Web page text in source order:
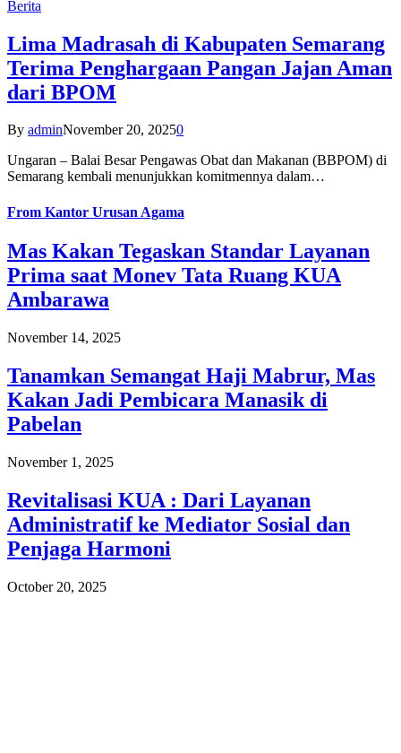
Berita
Lima Madrasah di Kabupaten Semarang
Terima Penghargaan Pangan Jajan Aman
dari BPOM
By adminNovember 20, 20250
Ungaran – Balai Besar Pengawas Obat dan Makanan (BBPOM) di
Semarang kembali menunjukkan komitmennya dalam…
From Kantor Urusan Agama
Mas Kakan Tegaskan Standar Layanan
Prima saat Monev Tata Ruang KUA
Ambarawa
November 14, 2025
Tanamkan Semangat Haji Mabrur, Mas
Kakan Jadi Pembicara Manasik di
Pabelan
November 1, 2025
Revitalisasi KUA : Dari Layanan
Administratif ke Mediator Sosial dan
Penjaga Harmoni
October 20, 2025